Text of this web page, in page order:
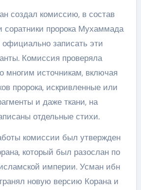
создал комиссию, в состав
соратники пророка Мухаммада
записать эти
Комиссия проверяла
многим источникам, включая
пророка, искривленные или
и даже ткани, на
отдельные стихи.
комиссии был утвержден
который был разослан по
империи. Усман ибн
новую версию Корана и